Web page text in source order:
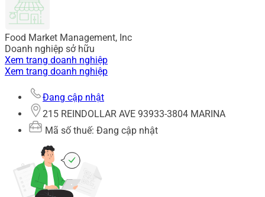
Food Market Management, Inc
Doanh nghiệp sở hữu
Xem trang doanh nghiệp
Xem trang doanh nghiệp
Đang cập nhật
215 REINDOLLAR AVE 93933-3804 MARINA
Mã số thuế: Đang cập nhật